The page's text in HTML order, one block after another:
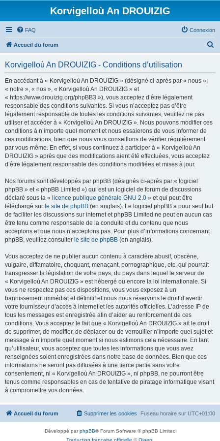
Korvigelloù An DROUIZIG
FAQ Connexion
Accueil du forum
Korvigelloù An DROUIZIG - Conditions d’utilisation
En accédant à « Korvigelloù An DROUIZIG » (désigné ci-après par « nous »,
« notre », « nos », « Korvigelloù An DROUIZIG » et
« https://www.drouizig.org/phpBB3 »), vous acceptez d’être légalement
responsable des conditions suivantes. Si vous n’acceptez pas d’être
légalement responsable de toutes les conditions suivantes, veuillez ne pas
utiliser et accéder à « Korvigelloù An DROUIZIG ». Nous pouvons modifier ces
conditions à n’importe quel moment et nous essaierons de vous informer de
ces modifications, bien que nous vous conseillons de vérifier régulièrement
par vous-même. En effet, si vous continuez à participer à « Korvigelloù An
DROUIZIG » après que des modifications aient été effectuées, vous acceptez
d’être légalement responsable des conditions modifiées et mises à jour.
Nos forums sont développés par phpBB (désignés ci-après par « logiciel
phpBB » et « phpBB Limited ») qui est un logiciel de forum de discussions
déclaré sous la « licence publique générale GNU 2.0 » et qui peut être
téléchargé sur le site de phpBB (en anglais). Le logiciel phpBB a pour seul but
de faciliter les discussions sur internet et phpBB Limited ne peut en aucun cas
être tenu comme responsable de la conduite et du contenu que nous
acceptons et que nous n’acceptons pas. Pour plus d’informations concernant
phpBB, veuillez consulter le site de phpBB (en anglais).
Vous acceptez de ne publier aucun contenu à caractère abusif, obscène,
vulgaire, diffamatoire, choquant, menaçant, pornographique, etc. qui pourrait
transgresser la législation de votre pays, du pays dans lequel le serveur de
« Korvigelloù An DROUIZIG » est hébergé ou encore la loi internationale. Si
vous ne respectez pas ces dispositions, vous vous exposez à un
bannissement immédiat et définitif et nous nous réservons le droit d’avertir
votre fournisseur d’accès à internet et les autorités officielles. L’adresse IP de
tous les messages est enregistrée afin d’aider au renforcement de ces
conditions. Vous acceptez le fait que « Korvigelloù An DROUIZIG » ait le droit
de supprimer, de modifier, de déplacer ou de verrouiller n’importe quel sujet et
message à n’importe quel moment si nous estimons cela nécessaire. En tant
qu’utilisateur, vous acceptez que toutes les informations que vous avez
renseignées soient enregistrées dans notre base de données. Bien que ces
informations ne seront pas diffusées à une tierce partie sans votre
consentement, ni « Korvigelloù An DROUIZIG », ni phpBB, ne pourront être
tenus comme responsables en cas de tentative de piratage informatique visant
à compromettre vos données.
Accueil du forum Fuseau horaire sur UTC+01:00
Supprimer les cookies
Développé parphpBB® Forum Software © phpBB Limited
Traduction française officielle ©Qiaeru